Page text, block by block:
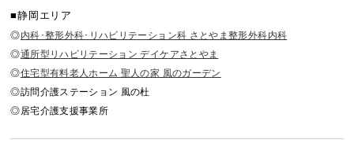
■静岡エリア
◎内科･整形外科･リハビリテーション科 さとやま整形外科内科
◎通所型リハビリテーション デイケアさとやま
◎住宅型有料老人ホーム 聖人の家 風のガーデン
◎訪問介護ステーション 風の杜
◎居宅介護支援事業所